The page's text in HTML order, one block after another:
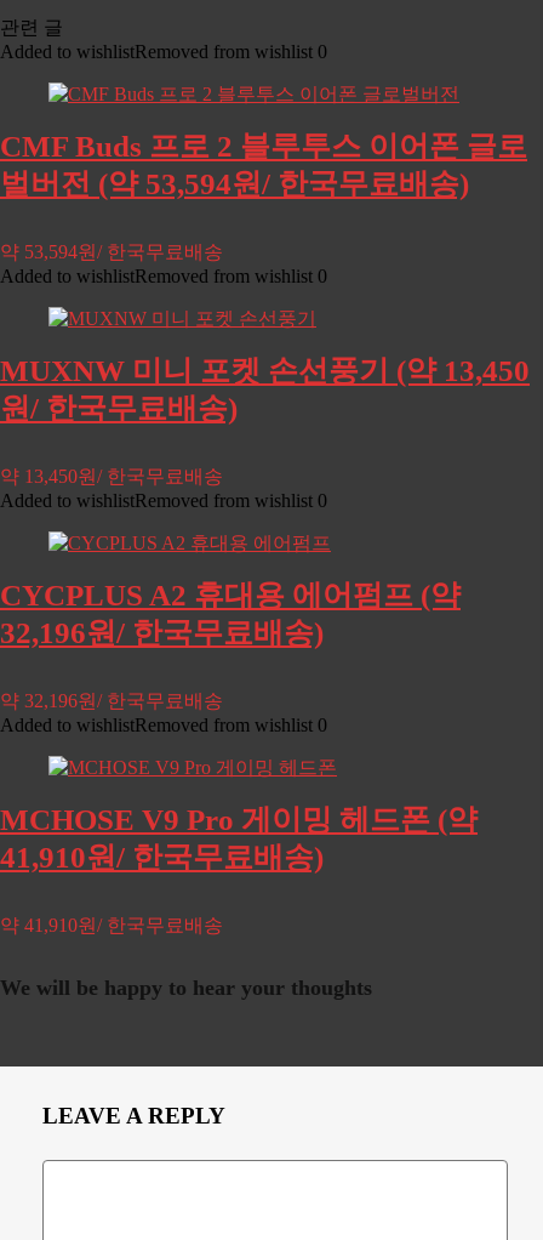
관련 글
Added to wishlistRemoved from wishlist 0
CMF Buds 프로 2 블루투스 이어폰 글로
벌버전 (약 53,594원/ 한국무료배송)
약 53,594원/ 한국무료배송
Added to wishlistRemoved from wishlist 0
MUXNW 미니 포켓 손선풍기 (약 13,450
원/ 한국무료배송)
약 13,450원/ 한국무료배송
Added to wishlistRemoved from wishlist 0
CYCPLUS A2 휴대용 에어펌프 (약
32,196원/ 한국무료배송)
약 32,196원/ 한국무료배송
Added to wishlistRemoved from wishlist 0
MCHOSE V9 Pro 게이밍 헤드폰 (약
41,910원/ 한국무료배송)
약 41,910원/ 한국무료배송
We will be happy to hear your thoughts
LEAVE A REPLY